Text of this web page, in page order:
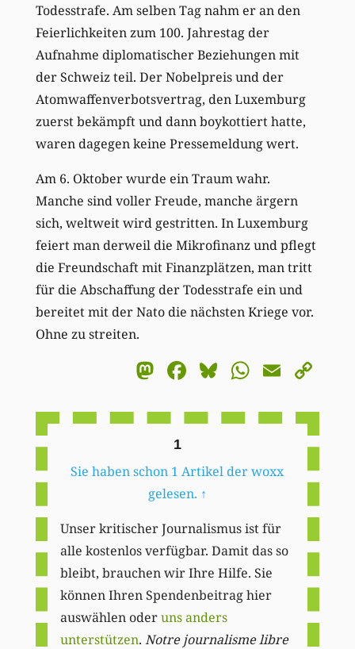
Todesstrafe. Am selben Tag nahm er an den
Feierlichkeiten zum 100. Jahrestag der
Aufnahme diplomatischer Beziehungen mit
der Schweiz teil. Der Nobelpreis und der
Atomwaffenverbotsvertrag, den Luxemburg
zuerst bekämpft und dann boykottiert hatte,
waren dagegen keine Pressemeldung wert.
Am 6. Oktober wurde ein Traum wahr.
Manche sind voller Freude, manche ärgern
sich, weltweit wird gestritten. In Luxemburg
feiert man derweil die Mikrofinanz und pflegt
die Freundschaft mit Finanzplätzen, man tritt
für die Abschaffung der Todesstrafe ein und
bereitet mit der Nato die nächsten Kriege vor.
Ohne zu streiten.
Mastodon
Facebook
BlueskyEmail
1
Sie haben schon 1 Artikel der woxx
gelesen. ↑
Unser kritischer Journalismus ist für
alle kostenlos verfügbar. Damit das so
bleibt, brauchen wir Ihre Hilfe. Sie
können Ihren Spendenbeitrag hier
auswählen oderuns anders
unterstützen. Notre journalisme libre